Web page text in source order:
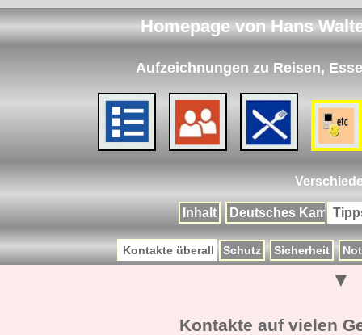
Homepage von Hans
Aufzeichnungen zu Reisen,
Inhalt Deutsches
Kontakte überall Schutz Sicherheit
▼
Kontakte auf vielen